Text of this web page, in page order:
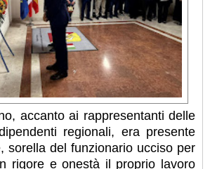
accanto ai rappresentanti delle
regionali, era presente
sorella del funzionario ucciso per
rigore e onestà il proprio lavoro